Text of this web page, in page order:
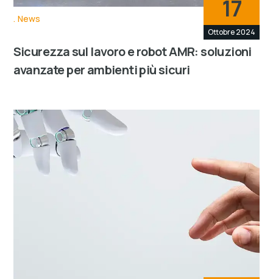
News 17
Ottobre 2024
Sicurezza sul lavoro e robot AMR: soluzioni
avanzate per ambienti più sicuri